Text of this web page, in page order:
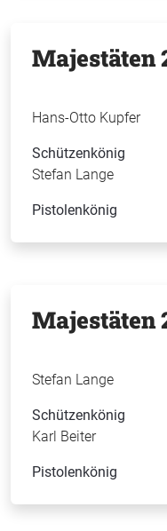
Majestäten
Hans-Otto Kupfer
Schützenkönig
Stefan Lange
Pistolenkönig
Majestäten
Stefan Lange
Schützenkönig
Karl Beiter
Pistolenkönig